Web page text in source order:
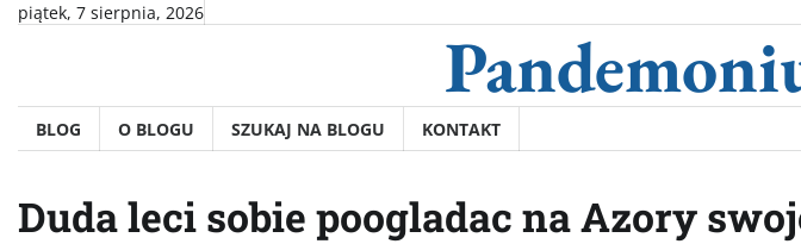
Skippiątek, 7 sierpnia, 2026
BLOG O BLOGU SZUKAJ NA BLOGU KONTAKT
Duda leci sobie poogladac na Azory